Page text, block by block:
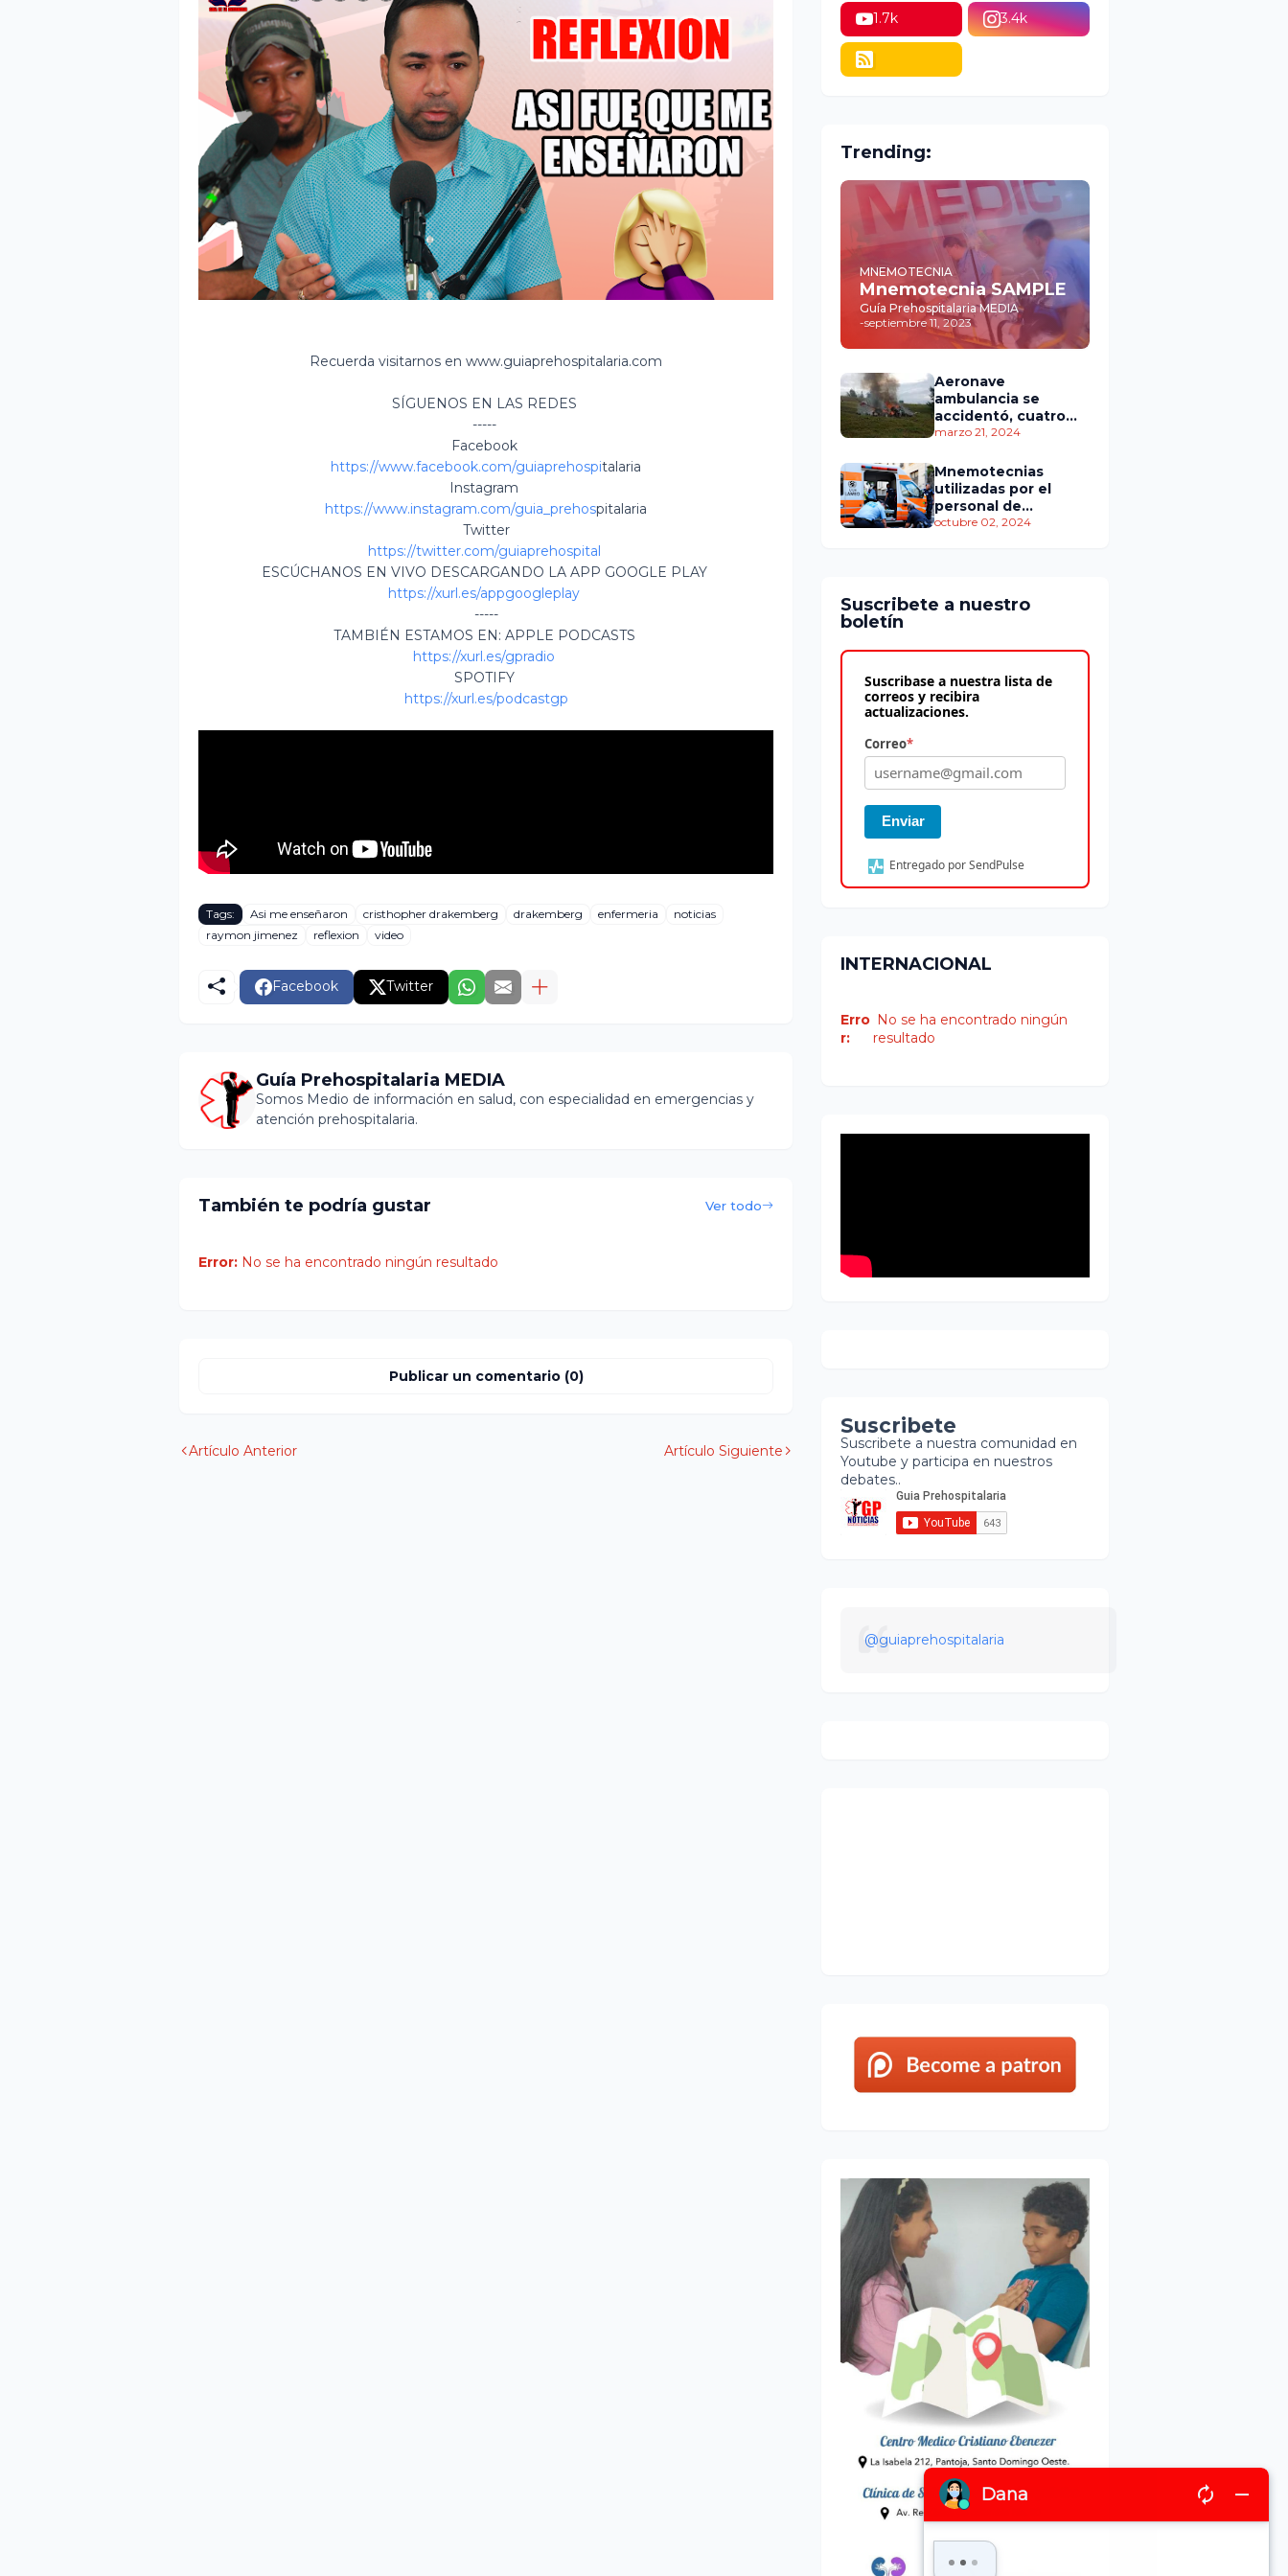
Recuerda visitarnos en www.guiaprehospitalaria.com
SÍGUENOS EN LAS REDES
-----
Facebook
https://www.facebook.com/guiaprehospitalaria
Instagram
https://www.instagram.com/guia_prehospitalaria
Twitter
https://twitter.com/guiaprehospital
ESCÚCHANOS EN VIVO DESCARGANDO LA APP GOOGLE PLAY
https://xurl.es/appgoogleplay
-----
TAMBIÉN ESTAMOS EN: APPLE PODCASTS
https://xurl.es/gpradio
SPOTIFY
https://xurl.es/podcastgp
Tags: Asi me enseñaron cristhopher drakemberg drakemberg enfermeria
noticias
raymon jimenez
reflexion video
Facebook Twitter
Guía Prehospitalaria MEDIA
Somos Medio de información en salud, con especialidad en emergencias y
atención prehospitalaria.
También te podría gustar Ver todo
Error: No se ha encontrado ningún resultado
Publicar un comentario (0)
Artículo Anterior Artículo Siguiente
1.7k 3.4k
Trending:
MNEMOTECNIA
Mnemotecnia SAMPLE
Guía Prehospitalaria MEDIA
-septiembre 11, 2023
Aeronave
ambulancia se
accidentó, cuatro
personas murieron
marzo 21, 2024
Mnemotecnias
utilizadas por el
personal de
atención
octubre 02, 2024
Suscribete a nuestro
boletín
Suscribase a nuestra lista de
correos y recibira
actualizaciones.
Correo*
Enviar
Entregado por SendPulse
INTERNACIONAL
Erro
r:
No se ha encontrado ningún
resultado
Suscribete
Suscribete a nuestra comunidad en
Youtube y participa en nuestros
debates..
@guiaprehospitalaria